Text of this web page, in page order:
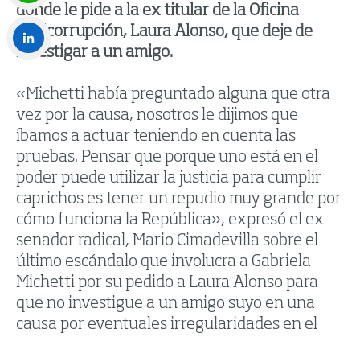
donde le pide a la ex titular de la Oficina
Anticorrupción, Laura Alonso, que deje de
investigar a un amigo.
«Michetti había preguntado alguna que otra
vez por la causa, nosotros le dijimos que
íbamos a actuar teniendo en cuenta las
pruebas. Pensar que porque uno está en el
poder puede utilizar la justicia para cumplir
caprichos es tener un repudio muy grande por
cómo funciona la República», expresó el ex
senador radical, Mario Cimadevilla sobre el
último escándalo que involucra a Gabriela
Michetti por su pedido a Laura Alonso para
que no investigue a un amigo suyo en una
causa por eventuales irregularidades en el
WhatsApp